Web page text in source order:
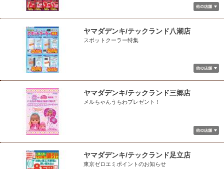
ヤマダデンキ/テックランド八潮店
スポットクーラー特集
ヤマダデンキ/テックランド三郷店
メルちゃんうちわプレゼント！
ヤマダデンキ/テックランド足立店
東京ゼロエミポイントのお知らせ